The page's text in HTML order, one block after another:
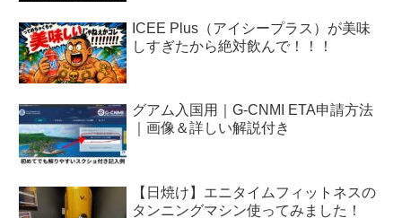
ICEE Plus（アイシープラス）が美味
しすぎたから絶対飲んで！！！
グアム入国用｜G-CNMI ETA申請方法
｜画像＆詳しい解説付き
【日焼け】エニタイムフィットネスの
タンニングマシン使ってみました！